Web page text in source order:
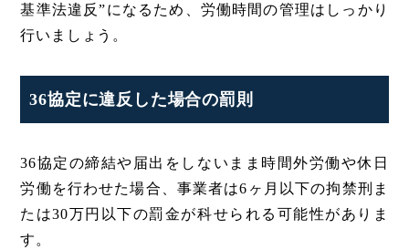
基準法違反”になるため、労働時間の管理はしっかり
行いましょう。
36協定に違反した場合の罰則
36協定の締結や届出をしないまま時間外労働や休日
労働を行わせた場合、事業者は6ヶ月以下の拘禁刑ま
たは30万円以下の罰金が科せられる可能性がありま
す。